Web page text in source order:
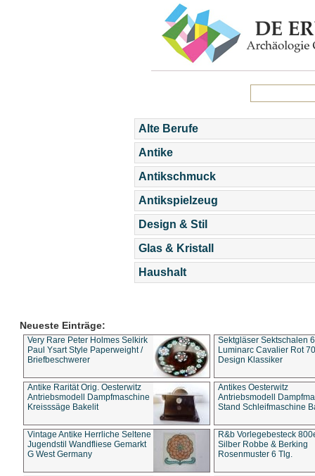
Alte Berufe
Antike
Antikschmuck
Antikspielzeug
Design & Stil
Glas & Kristall
Haushalt
Neueste Einträge:
Very Rare Peter Holmes Selkirk
Paul Ysart Style Paperweight /
Briefbeschwerer
Sektgläser Sektschalen
Luminarc Cavalier Rot
Design Klassiker
Antike Rarität Orig. Oesterwitz
Antriebsmodell Dampfmaschine
Kreisssäge Bakelit
Antikes Oesterwitz
Antriebsmodell
Stand Schleifmaschine
Vintage Antike Herrliche Seltene
Jugendstil Wandfliese Gemarkt
G West Germany
R&b Vorlegebesteck
Silber Robbe & Berking
Rosenmuster 6 Tlg.